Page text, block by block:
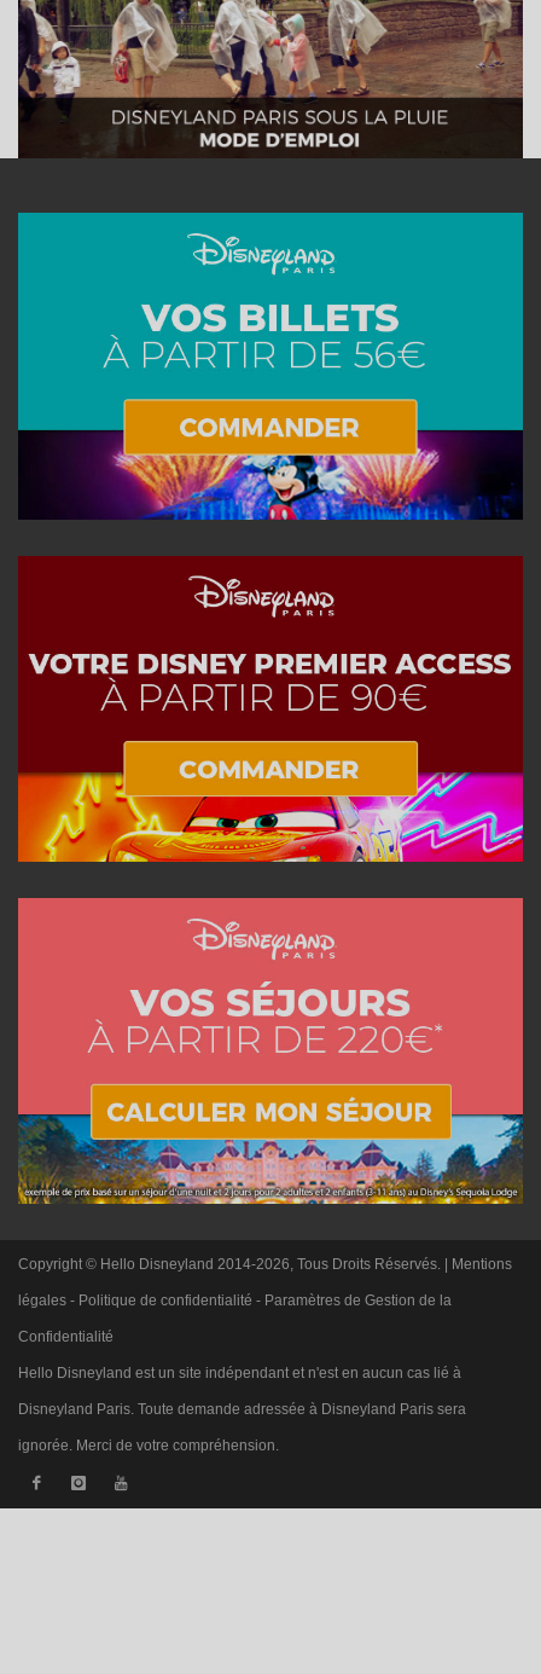
Copyright © Hello Disneyland 2014-2026, Tous Droits Réservés. | Mentions
légales - Politique de confidentialité - Paramètres de Gestion de la
Confidentialité
Hello Disneyland est un site indépendant et n'est en aucun cas lié à
Disneyland Paris. Toute demande adressée à Disneyland Paris sera
ignorée. Merci de votre compréhension.